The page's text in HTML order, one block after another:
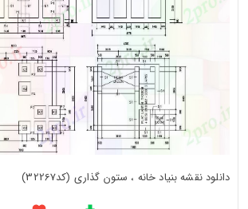
دانلود نقشه بنیاد خانه ، ستون گذاری (کد32267)